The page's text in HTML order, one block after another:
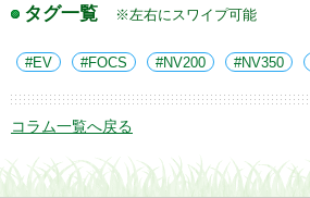
タグ一覧 ※左右にスワイプ可能
EV FOCS NV200 NV350
コラム一覧へ戻る